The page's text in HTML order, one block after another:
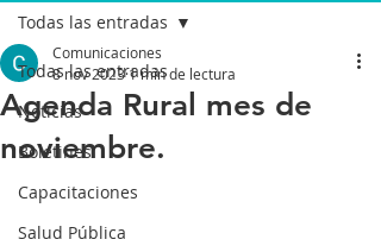
Todas las entradas
Noticias
Boletines
Capacitaciones
Salud Pública
Todas las entradas
Agenda Rural mes de
noviembre.
Comunicaciones
8 nov 20231 min de lectura